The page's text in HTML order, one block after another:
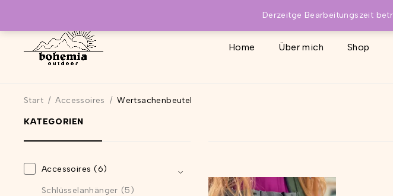
Derzeitge Bearbeitungszeit
Home Über mich Shop
Start / Accessoires / Wertsachenbeutel
KATEGORIEN
Accessoires (6)
Schlüsselanhänger (5)